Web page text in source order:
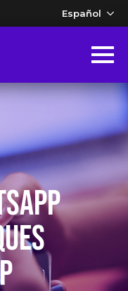
Español